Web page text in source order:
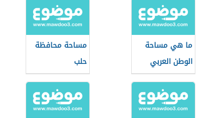
ما هي مساحة
الوطن العربي
مساحة محافظة
حلب